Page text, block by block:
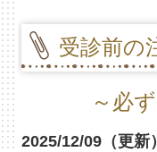
受診前の
～必
2025/12/09（更新）